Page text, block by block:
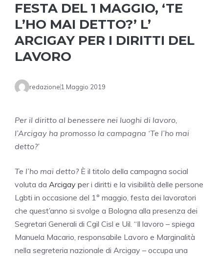
FESTA DEL 1 MAGGIO, ‘TE
L’HO MAI DETTO?’ L’
ARCIGAY PER I DIRITTI DEL
LAVORO
redazione 1 Maggio 2019
Per il diritto al benessere nei luoghi di lavoro,
l’Arcigay ha promosso la campagna ‘Te l’ho mai
detto?’
Te l’ho mai detto?È il titolo della campagna social
voluta da Arcigay per i diritti e la visibilità delle persone
Lgbti in occasione del 1° maggio, festa dei lavoratori
che quest’anno si svolge a Bologna alla presenza dei
Segretari Generali di Cgil Cisl e Uil. “Il lavoro – spiega
Manuela Macario, responsabile Lavoro e Marginalità
nella segreteria nazionale di Arcigay – occupa una